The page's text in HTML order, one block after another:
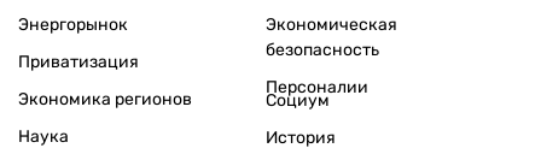
Энергорынок
Приватизация
Экономика регионов
Экономическая
безопасность
Персоналии
Наука
Социум
История